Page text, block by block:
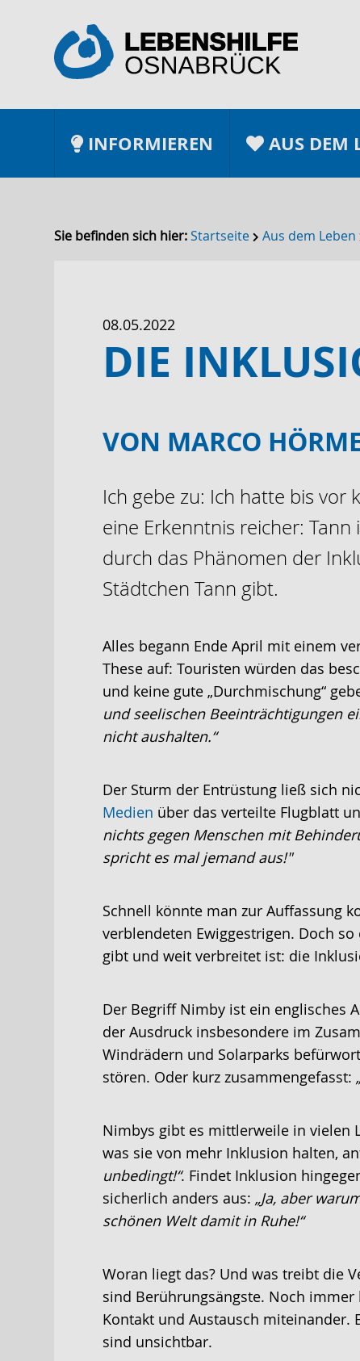
INFORMIEREN AUS DEM
Sie befinden sich hier:Startseite Aus dem Leben
08.05.2022
DIE
VON MARCO
Ich gebe zu: Ich hatte bis vor
eine Erkenntnis reicher:
durch das Phänomen der
Städtchen Tann gibt.
Alles begann Ende April mit einem
These auf: Touristen würden das
und keine gute „Durchmischung“
und seelischen Beeinträchtigungen
nicht aushalten.“
Der Sturm der Entrüstung ließ sich
Medien über das verteilte Flugblatt
nichts gegen Menschen mit
spricht es mal jemand aus!"
Schnell könnte man zur Auffassung
verblendeten Ewiggestrigen. Doch
gibt und weit verbreitet ist: die
Der Begriff Nimby ist ein englisches
der Ausdruck insbesondere im
Windrädern und Solarparks
stören. Oder kurz zusammengefasst:
Nimbys gibt es mittlerweile in vielen
was sie von mehr Inklusion halten,
unbedingt!“. Findet Inklusion
sicherlich anders aus: „Ja, aber
schönen Welt damit in Ruhe!“
Woran liegt das? Und was treibt die
sind Berührungsängste. Noch
Kontakt und Austausch miteinander.
sind unsichtbar.